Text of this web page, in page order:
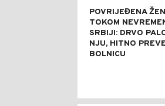
POVRIJEĐENA
TOKOM
SRBIJI: DRVO
NJU, HITNO
BOLNICU